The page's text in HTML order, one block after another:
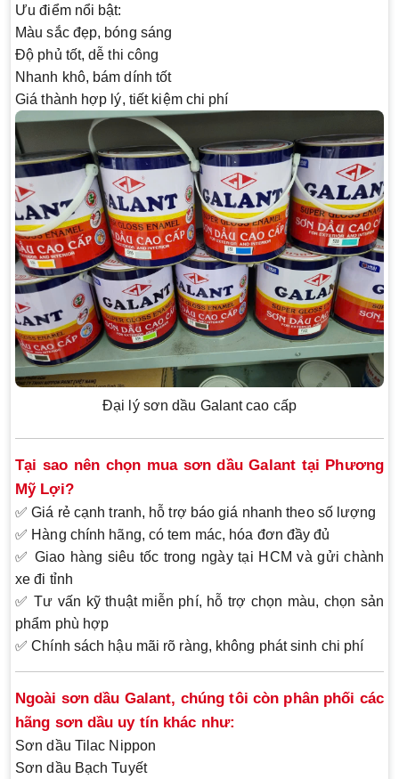
Ưu điểm nổi bật:
Màu sắc đẹp, bóng sáng
Độ phủ tốt, dễ thi công
Nhanh khô, bám dính tốt
Giá thành hợp lý, tiết kiệm chi phí
Đại lý sơn dầu Galant cao cấp
Tại sao nên chọn mua sơn dầu Galant tại Phương
Mỹ Lợi?
✅Giá rẻ cạnh tranh, hỗ trợ báo giá nhanh theo số lượng
✅ Hàng chính hãng, có tem mác, hóa đơn đầy đủ
✅ Giao hàng siêu tốc trong ngày tại HCM và gửi chành
xe đi tỉnh
✅Tư vấn kỹ thuật miễn phí, hỗ trợ chọn màu, chọn sản
phẩm phù hợp
✅Chính sách hậu mãi rõ ràng, không phát sinh chi phí
Ngoài sơn dầu Galant, chúng tôi còn phân phối các
hãng sơn dầu uy tín khác như:
Sơn dầu Tilac Nippon
Sơn dầu Bạch Tuyết